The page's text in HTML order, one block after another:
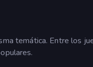
temática. Entre los